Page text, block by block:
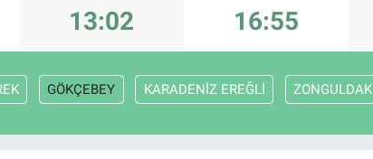
13:02 16:55
GÖKÇEBEY KARADENİZ EREĞLİ ZONGULDAK